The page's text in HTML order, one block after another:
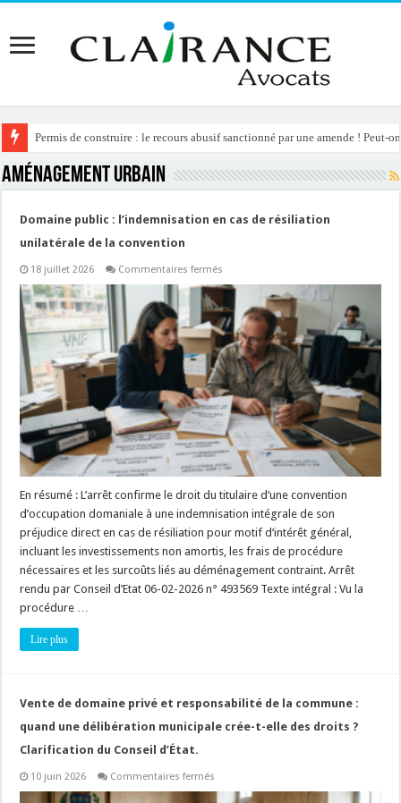
Permis de construire : le recours abusif sanctionné par une amende ! Peut-
DATA CENTER : une évaluation environnementale est obligatoire !
Aménagement urbain
Domaine public : l’indemnisation en cas de résiliation
unilatérale de la convention
18 juillet 2026 Commentaires fermés
public
l’indemnisation
en
cas
de
résiliation
unilatérale
de
la
convention
En résumé : L’arrêt confirme le droit du titulaire d’une convention
d’occupation domaniale à une indemnisation intégrale de son
préjudice direct en cas de résiliation pour motif d’intérêt général,
incluant les investissements non amortis, les frais de procédure
nécessaires et les surcoûts liés au déménagement contraint. Arrêt
rendu par Conseil d’Etat 06-02-2026 n° 493569 Texte intégral : Vu la
procédure …
Lire plus
Vente de domaine privé et responsabilité de la commune :
quand une délibération municipale crée-t-elle des droits ?
Clarification du Conseil d’État.
10 juin 2026 Commentaires fermés